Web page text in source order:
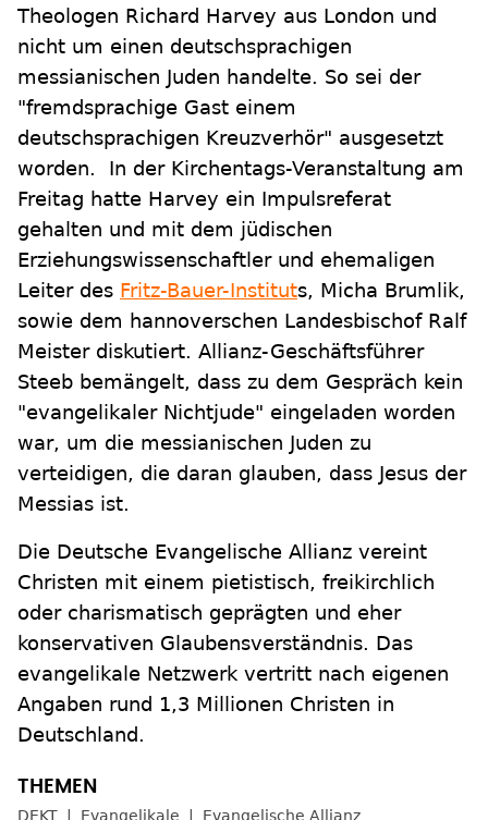
Theologen Richard Harvey aus London und
nicht um einen deutschsprachigen
messianischen Juden handelte. So sei der
"fremdsprachige Gast einem
deutschsprachigen Kreuzverhör" ausgesetzt
worden. In der Kirchentags-Veranstaltung am
Freitag hatte Harvey ein Impulsreferat
gehalten und mit dem jüdischen
Erziehungswissenschaftler und ehemaligen
Leiter des Fritz-Bauer-Instituts, Micha Brumlik,
sowie dem hannoverschen Landesbischof Ralf
Meister diskutiert. Allianz-Geschäftsführer
Steeb bemängelt, dass zu dem Gespräch kein
"evangelikaler Nichtjude" eingeladen worden
war, um die messianischen Juden zu
verteidigen, die daran glauben, dass Jesus der
Messias ist.
Die Deutsche Evangelische Allianz vereint
Christen mit einem pietistisch, freikirchlich
oder charismatisch geprägten und eher
konservativen Glaubensverständnis. Das
evangelikale Netzwerk vertritt nach eigenen
Angaben rund 1,3 Millionen Christen in
Deutschland.
DEKT Evangelikale Evangelische Allianz